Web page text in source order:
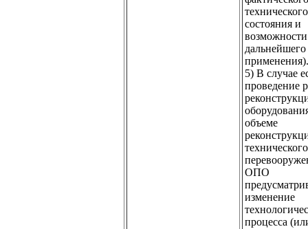
технического
состояния и
возможности
дальнейшего
применения).
5) В случае
проведение
объеме
технического
ОПО
изменение
процесса